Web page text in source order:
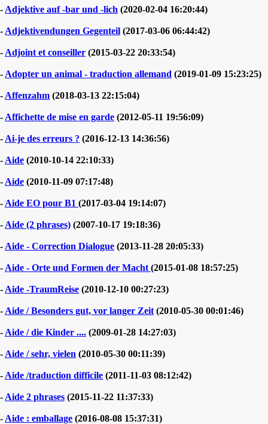
- Adjektive auf -bar und -lich (2020-02-04 16:20:44)
- Adjektivendungen Gegenteil (2017-03-06 06:44:42)
- Adjoint et conseiller (2015-03-22 20:33:54)
- Adopter un animal - traduction allemand (2019-01-09 15:23:25)
- Affenzahm (2018-03-13 22:15:04)
- Affichette de mise en garde (2012-05-11 19:56:09)
- Ai-je des erreurs ? (2016-12-13 14:36:56)
- Aide (2010-10-14 22:10:33)
- Aide (2010-11-09 07:17:48)
- Aide EO pour B1 (2017-03-04 19:14:07)
- Aide (2 phrases) (2007-10-17 19:18:36)
- Aide - Correction Dialogue (2013-11-28 20:05:33)
- Aide - Orte und Formen der Macht (2015-01-08 18:57:25)
- Aide -TraumReise (2010-12-10 00:27:23)
- Aide / Besonders gut, vor langer Zeit (2010-05-30 00:01:46)
- Aide / die Kinder .... (2009-01-28 14:27:03)
- Aide / sehr, vielen (2010-05-30 00:11:39)
- Aide /traduction difficile (2011-11-03 08:12:42)
- Aide 2 phrases (2015-11-22 11:37:33)
- Aide : emballage (2016-08-08 15:37:31)